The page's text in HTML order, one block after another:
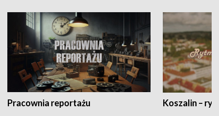
Pracownia reportażu Koszalin –